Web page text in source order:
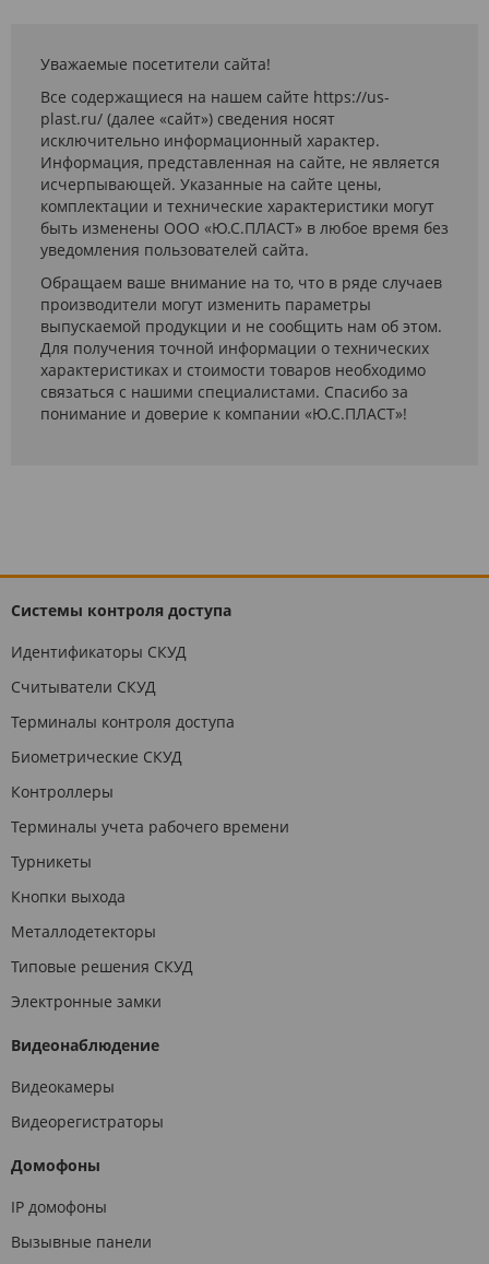
Уважаемые посетители сайта!
Все содержащиеся на нашем сайте https://us-
plast.ru/ (далее «сайт») сведения носят
исключительно информационный характер.
Информация, представленная на сайте, не является
исчерпывающей. Указанные на сайте цены,
комплектации и технические характеристики могут
быть изменены ООО «Ю.С.ПЛАСТ» в любое время без
уведомления пользователей сайта.
Обращаем ваше внимание на то, что в ряде случаев
производители могут изменить параметры
выпускаемой продукции и не сообщить нам об этом.
Для получения точной информации о технических
характеристиках и стоимости товаров необходимо
связаться с нашими специалистами. Спасибо за
понимание и доверие к компании «Ю.С.ПЛАСТ»!
Системы контроля доступа
Идентификаторы СКУД
Считыватели СКУД
Терминалы контроля доступа
Биометрические СКУД
Контроллеры
Терминалы учета рабочего времени
Турникеты
Кнопки выхода
Металлодетекторы
Типовые решения СКУД
Электронные замки
Видеонаблюдение
Видеокамеры
Видеорегистраторы
Домофоны
IP домофоны
Вызывные панели